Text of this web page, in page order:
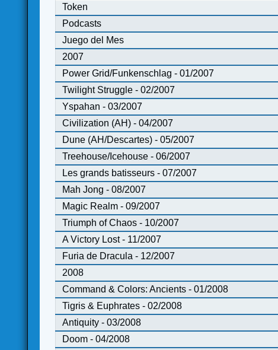
Token
Podcasts
Juego del Mes
2007
Power Grid/Funkenschlag - 01/2007
Twilight Struggle - 02/2007
Yspahan - 03/2007
Civilization (AH) - 04/2007
Dune (AH/Descartes) - 05/2007
Treehouse/Icehouse - 06/2007
Les grands batisseurs - 07/2007
Mah Jong - 08/2007
Magic Realm - 09/2007
Triumph of Chaos - 10/2007
A Victory Lost - 11/2007
Furia de Dracula - 12/2007
2008
Command & Colors: Ancients - 01/2008
Tigris & Euphrates - 02/2008
Antiquity - 03/2008
Doom - 04/2008